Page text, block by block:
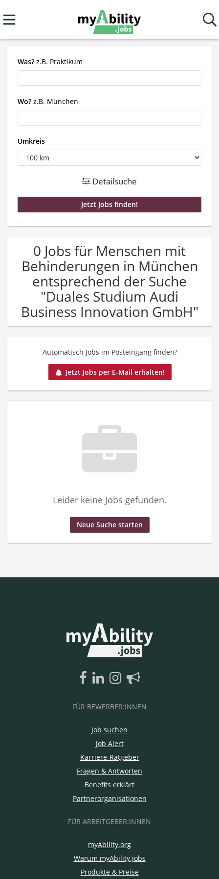
Was? z.B. Praktikum
Wo? z.B. München
Umkreis
Detailsuche
0 Jobs für Menschen mit
Behinderungen in München
entsprechend der Suche
"Duales Studium Audi
Business Innovation GmbH"
Automatisch Jobs im Posteingang finden?
Jetzt Jobs per E-Mail erhalten!
Leider keine Jobs gefunden.
Neue Suche starten
FÜR BEWERBER:INNEN
Job suchen
Job Alert
Karriere-Ratgeber
Fragen & Antworten
Benefits erklärt
Partnerorganisationen
FÜR ARBEITGEBER:INNEN
myAbility.org
Warum myAbility.jobs
Produkte & Preise